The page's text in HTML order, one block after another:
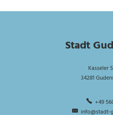
Stadt
Kasseler
34281
+49
info@stadt-